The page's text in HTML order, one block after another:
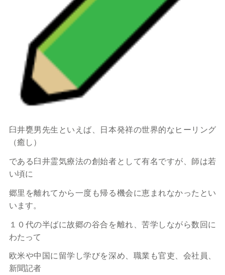
臼井甕男先生といえば、日本発祥の世界的なヒーリング
（癒し）
である臼井霊気療法の創始者として有名ですが、師は若
い頃に
郷里を離れてから一度も帰る機会に恵まれなかったとい
います。
１０代の半ばに故郷の谷合を離れ、苦学しながら数回に
わたって
欧米や中国に留学し学びを深め、職業も官吏、会社員、
新聞記者